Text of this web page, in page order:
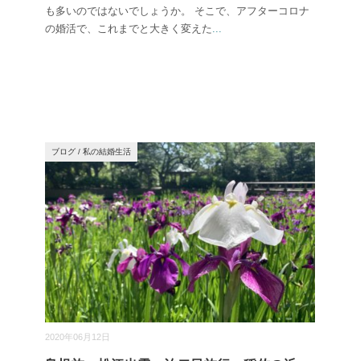
も多いのではないでしょうか。 そこで、アフターコロナ
の婚活で、これまでと大きく変えた...
2020年06月12日
ブログ / 私の結婚生活